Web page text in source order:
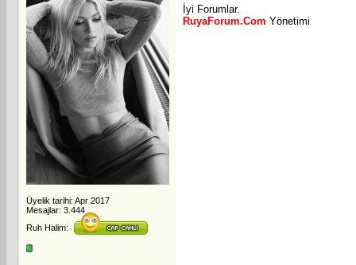
Üyelik tarihi: Apr 2017
Mesajlar: 3.444
Ruh Halim:
İyi Forumlar.
RuyaForum.Com Yönetimi